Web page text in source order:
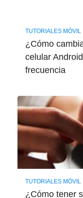
TUTORIALES MÓVIL
¿Cómo
celular
frecuencia
TUTORIALES MÓVIL
¿Cómo tener